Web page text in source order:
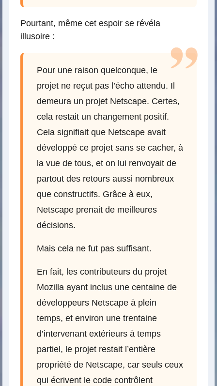
Pourtant, même cet espoir se révéla
illusoire :
Pour une raison quelconque, le
projet ne reçut pas l’écho attendu. Il
demeura un projet Netscape. Certes,
cela restait un changement positif.
Cela signifiait que Netscape avait
développé ce projet sans se cacher, à
la vue de tous, et on lui renvoyait de
partout des retours aussi nombreux
que constructifs. Grâce à eux,
Netscape prenait de meilleures
décisions.
Mais cela ne fut pas suffisant.
En fait, les contributeurs du projet
Mozilla ayant inclus une centaine de
développeurs Netscape à plein
temps, et environ une trentaine
d’intervenant extérieurs à temps
partiel, le projet restait l’entière
propriété de Netscape, car seuls ceux
qui écrivent le code contrôlent